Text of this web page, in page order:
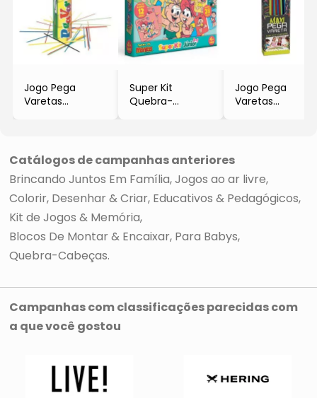
Jogo Pega
Varetas
- Xalingo
Super Kit
Quebra-
Da Mônica®
- 3 Jogos
- Toyster
Jogo Pega
Varetas
Catálogos de campanhas anteriores
Brincando Juntos Em Família Jogos ao ar livre
Colorir, Desenhar & Criar Educativos & Pedagógicos
Kit de Jogos & Memória
Blocos De Montar & Encaixar Para Babys
Quebra-Cabeças
Campanhas com classificações parecidas com
a que você gostou